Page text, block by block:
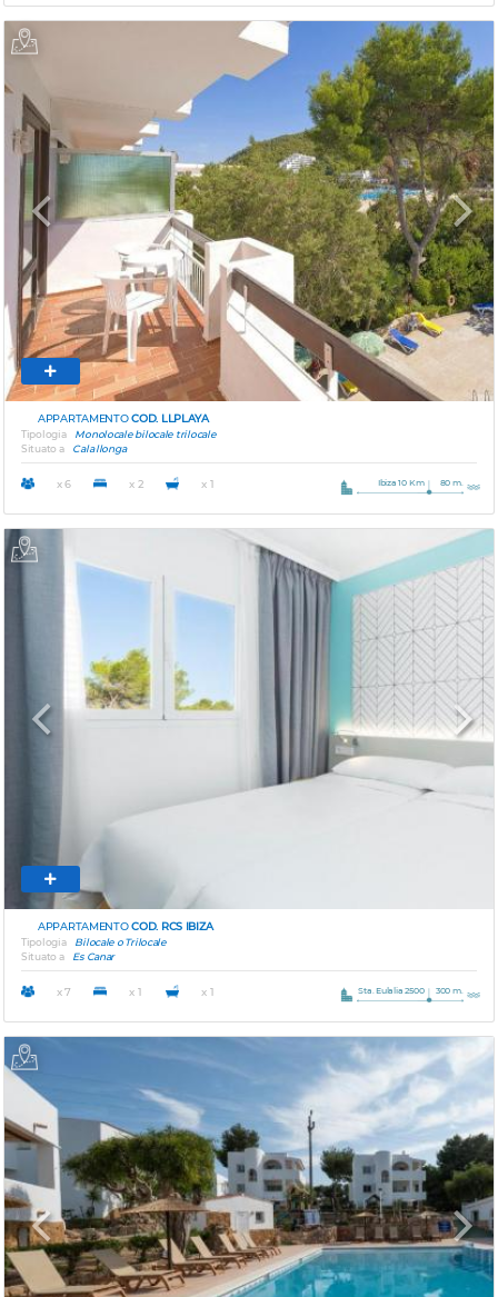
Previous Next
APPARTAMENTOCOD. LLPLAYA
Tipologia
Monolocale bilocale trilocale
Situato a
Cala llonga
x 6 x 2 x 1 Ibiza 10 Km 80 m.
Previous Next
APPARTAMENTOCOD. RCS IBIZA
Tipologia
Bilocale o Trilocale
Situato a
Es Canar
x 7 x 1 x 1 Sta. Eulalia 2500 300 m.
Previous Next